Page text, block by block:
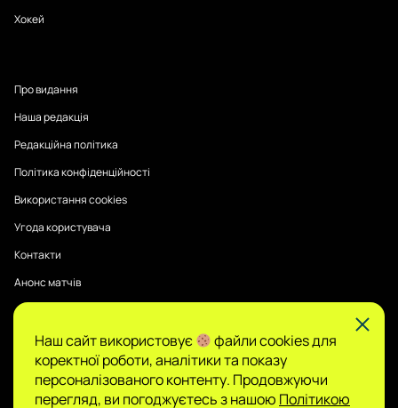
Хокей
Про видання
Наша редакція
Редакційна політика
Політика конфіденційності
Використання cookies
Угода користувача
Контакти
Анонс матчів
Публікації на Sports Radar мають інформаційний характер.
Думки авторів є їхньою особистою позицією, редакція не
гарантує повної достовірності та не несе відповідальності
за зміст.
Наш сайт використовує
файли cookies для
коректної роботи, аналітики та показу
персоналізованого контенту. Продовжуючи
перегляд, ви погоджуєтесь з нашою Політикою